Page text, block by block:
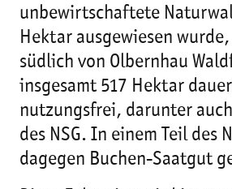
unbewirtschaftete
Hektar ausgewiesen
südlich von Olbernhau
insgesamt 517 Hektar
nutzungsfrei, darunter
des NSG. In einem Teil des
dagegen Buchen-Saatgut